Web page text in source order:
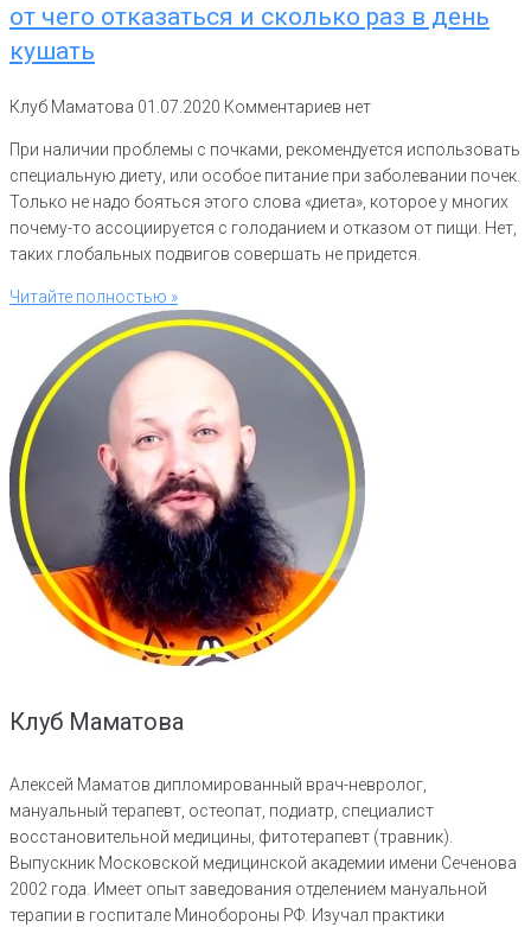
от чего отказаться и сколько раз в день
кушать
Клуб Маматова 01.07.2020 Комментариев нет
При наличии проблемы с почками, рекомендуется использовать
специальную диету, или особое питание при заболевании почек.
Только не надо бояться этого слова «диета», которое у многих
почему-то ассоциируется с голоданием и отказом от пищи. Нет,
таких глобальных подвигов совершать не придется.
Читайте полностью »
Клуб Маматова
Алексей Маматов дипломированный врач-невролог,
мануальный терапевт, остеопат, подиатр, специалист
восстановительной медицины, фитотерапевт (травник).
Выпускник Московской медицинской академии имени Сеченова
2002 года. Имеет опыт заведования отделением мануальной
терапии в госпитале Минобороны РФ. Изучал практики